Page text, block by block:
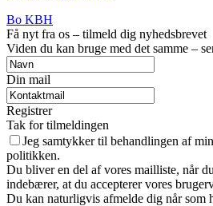
Bo KBH
Få nyt fra os – tilmeld dig nyhedsbrevet
Viden du kan bruge med det samme –
Din mail
Registrer
Tak for tilmeldingen
Jeg samtykker til behandlingen af
politikken.
Du bliver en del af vores mailliste, når
indebærer, at du accepterer vores
Du kan naturligvis afmelde dig når som